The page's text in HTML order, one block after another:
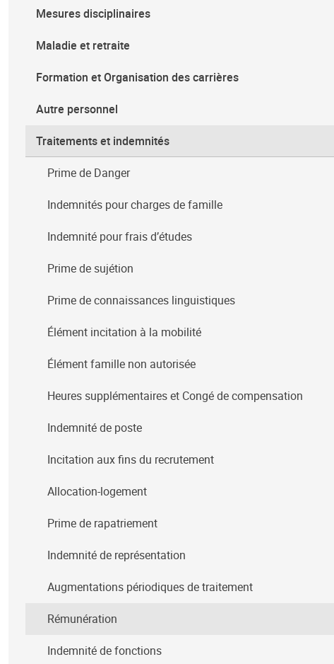
Mesures disciplinaires
Maladie et retraite
Formation et Organisation des carrières
Autre personnel
Traitements et indemnités
Prime de Danger
Indemnités pour charges de famille
Indemnité pour frais d’études
Prime de sujétion
Prime de connaissances linguistiques
Élément incitation à la mobilité
Élément famille non autorisée
Heures supplémentaires et Congé de compensation
Indemnité de poste
Incitation aux fins du recrutement
Allocation-logement
Prime de rapatriement
Indemnité de représentation
Augmentations périodiques de traitement
Rémunération
Indemnité de fonctions